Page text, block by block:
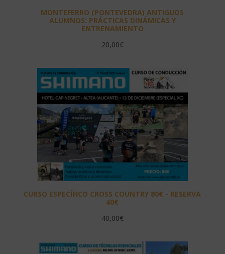
MONTEFERRO (PONTEVEDRA) ANTIGUOS
ALUMNOS: PRÁCTICAS DINÁMICAS Y
ENTRENAMIENTO
20,00€
CURSO ESPECÍFICO CROSS COUNTRY 80€ - RESERVA
40€
40,00€